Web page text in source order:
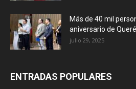
Más de 40 mil
aniversario de
julio 29, 2025
ENTRADAS POPULARES